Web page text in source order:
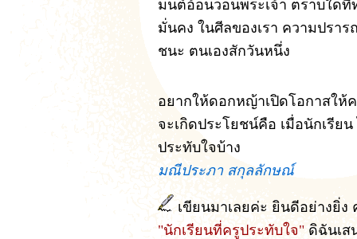
มนต์อ้อนวอนพระเจ้า ตราบใด
มั่นคง ในศีลของเรา ความปรา
ชนะ ตนเองสักวันหนึ่ง
อยากให้ดอกหญ้าเปิดโอกาสให้
จะเกิดประโยชน์คือ เมื่อนักเรีย
ประทับใจบ้าง
มณีประภา สกุลลักษณ์
เขียนมาเลยค่ะ ยินดีอย่างยิ่
"นักเรียนที่ครูประทับใจ" ดิฉันเ